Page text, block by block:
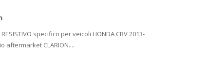
specifico per veicoli HONDA CRV 2013-
aftermarket CLARION....